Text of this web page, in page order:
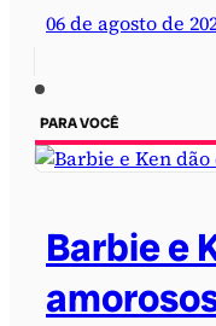
06 de agosto de
PARA VOCÊ
Barbie e